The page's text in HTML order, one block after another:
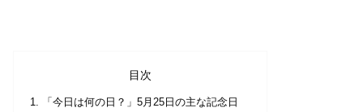
目次
「今日は何の日？」5月25日の主な記念日